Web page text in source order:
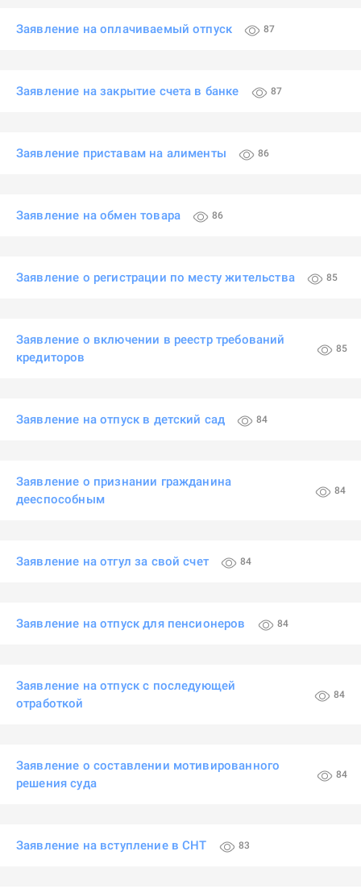
Заявление на оплачиваемый отпуск 87
Заявление на закрытие счета в банке 87
Заявление приставам на алименты 86
Заявление на обмен товара 86
Заявление о регистрации по месту жительства 85
Заявление о включении в реестр требований
кредиторов
85
Заявление на отпуск в детский сад 84
Заявление о признании гражданина
дееспособным
84
Заявление на отгул за свой счет 84
Заявление на отпуск для пенсионеров 84
Заявление на отпуск с последующей
отработкой
84
Заявление о составлении мотивированного
решения суда
84
Заявление на вступление в СНТ 83